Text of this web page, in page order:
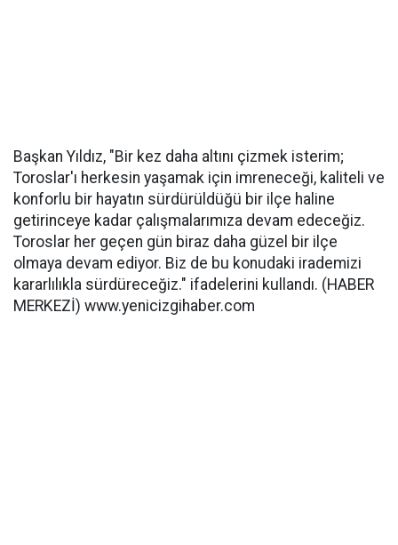
Başkan Yıldız, "Bir kez daha altını çizmek isterim;
Toroslar'ı herkesin yaşamak için imreneceği, kaliteli ve
konforlu bir hayatın sürdürüldüğü bir ilçe haline
getirinceye kadar çalışmalarımıza devam edeceğiz.
Toroslar her geçen gün biraz daha güzel bir ilçe
olmaya devam ediyor. Biz de bu konudaki irademizi
kararlılıkla sürdüreceğiz." ifadelerini kullandı. (HABER
MERKEZİ) www.yenicizgihaber.com